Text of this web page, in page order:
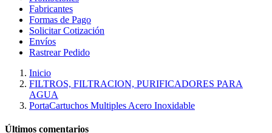
Fabricantes
Formas de Pago
Solicitar Cotización
Envíos
Rastrear Pedido
Inicio
FILTROS, FILTRACION, PURIFICADORES PARA
AGUA
PortaCartuchos Multiples Acero Inoxidable
Últimos comentarios